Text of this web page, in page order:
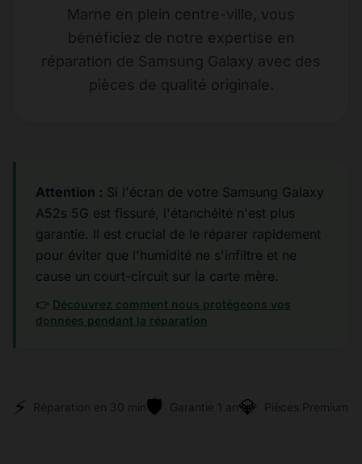
Marne en plein centre-ville, vous
bénéficiez de notre expertise en
réparation de Samsung Galaxy avec des
pièces de qualité originale.
Attention : Si l'écran de votre Samsung Galaxy
A52s 5G est fissuré, l'étanchéité n'est plus
garantie. Il est crucial de le réparer rapidement
pour éviter que l'humidité ne s'infiltre et ne
cause un court-circuit sur la carte mère.
👉 Découvrez comment nous protégeons vos
données pendant la réparation
⚡ Réparation en 30 min🛡️ Garantie 1 an💎 Pièces Premium